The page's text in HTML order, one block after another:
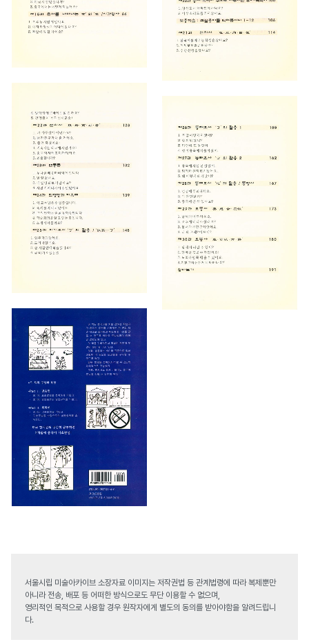
서울시립 미술아카이브 소장자료 이미지는 저작권법 등 관계법령에 따라 복제뿐만
아니라 전송, 배포 등 어떠한 방식으로도 무단 이용할 수 없으며,
영리적인 목적으로 사용할 경우 원작자에게 별도의 동의를 받아야함을 알려드립니
다.